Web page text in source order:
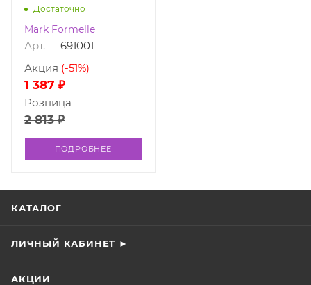
Достаточно
Mark Formelle
Арт. 691001
1 387 ₽
Акция (-51%)
2 813 ₽
Розница
ПОДРОБНЕЕ
КАТАЛОГ
ЛИЧНЫЙ КАБИНЕТ ►
АКЦИИ